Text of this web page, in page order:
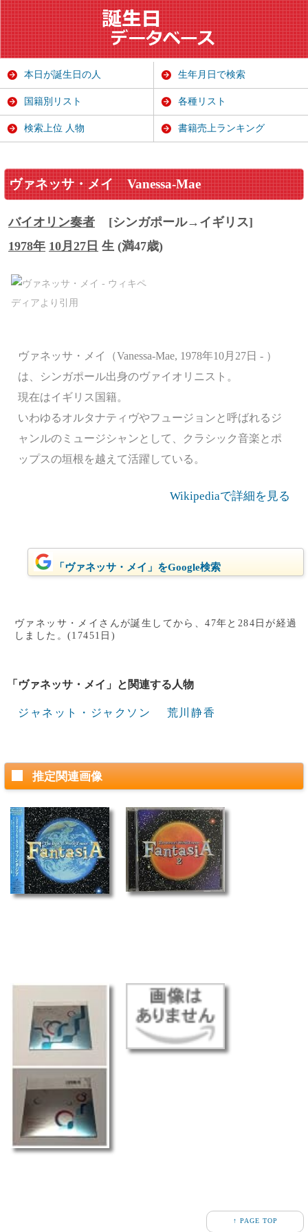
ヴァネッサ・メイ Vanessa-Mae
バイオリン奏者
[シンガポール→イギリス]
1978年 10月27日 生 (満47歳)
ヴァネッサ・メイ（Vanessa-Mae, 1978年10月27日 - ）
は、シンガポール出身のヴァイオリニスト。
現在はイギリス国籍。
いわゆるオルタナティヴやフュージョンと呼ばれるジ
ャンルのミュージシャンとして、クラシック音楽とポ
ップスの垣根を越えて活躍している。
Wikipediaで詳細を見る
「ヴァネッサ・メイ」をGoogle検索
ヴァネッサ・メイさんが誕生してから、47年と284日が経過
しました。(17451日)
「ヴァネッサ・メイ」と関連する人物
ジャネット・ジャクソン 荒川静香
推定関連画像
本日が誕生日の人 生年月日で検索
国籍別リスト 各種リスト
検索上位 人物 書籍売上ランキング
↑ PAGE TOP